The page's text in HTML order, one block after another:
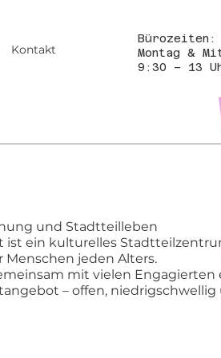
Kontakt
Bürozeiten:
Montag &
9:30 – 13
und Stadtteilleben
ist ein kulturelles
jeden Alters.
mit vielen Engagierten
– offen,